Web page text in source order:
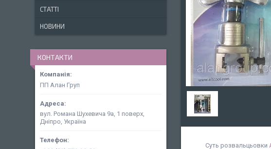
Суть розвальцьовки
СТАТТІ
НОВИНИ
КОНТАКТИ
ПП Алан Груп
вул. Романа Шухевича 9а, 1 поверх,
Дніпро, Україна